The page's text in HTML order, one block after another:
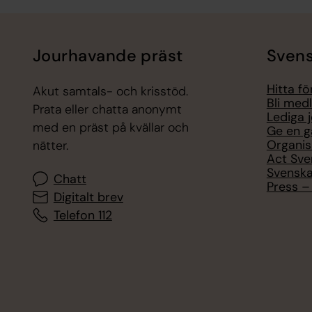
Jourhavande präst
Akut samtals- och krisstöd.
Prata eller chatta anonymt
med en präst på kvällar och
nätter.
Chatt
Digitalt brev
Telefon 112
Hitta
Bli
Lediga
Ge en
Act
Press